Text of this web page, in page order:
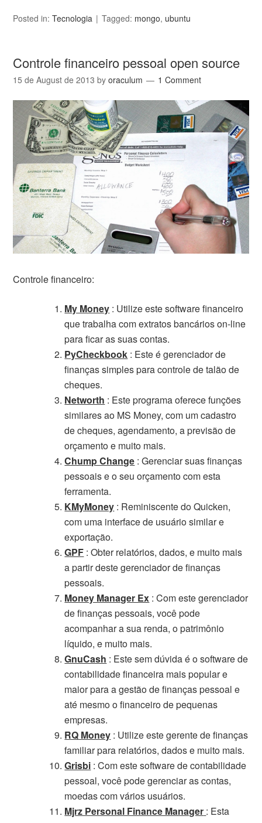
Posted in:Tecnologia Tagged: mongo, ubuntu
Controle financeiro pessoal open source
15 de August de 2013 byoraculum 1 Comment
Controle financeiro:
My Money : Utilize este software financeiro
que trabalha com extratos bancários on-line
para ficar as suas contas.
PyCheckbook : Este é gerenciador de
finanças simples para controle de talão de
cheques.
Networth : Este programa oferece funções
similares ao MS Money, com um cadastro
de cheques, agendamento, a previsão de
orçamento e muito mais.
Chump Change : Gerenciar suas finanças
pessoais e o seu orçamento com esta
ferramenta.
KMyMoney : Reminiscente do Quicken,
com uma interface de usuário similar e
exportação.
GPF : Obter relatórios, dados, e muito mais
a partir deste gerenciador de finanças
pessoais.
Money Manager Ex : Com este gerenciador
de finanças pessoais, você pode
acompanhar a sua renda, o patrimônio
líquido, e muito mais.
GnuCash : Este sem dúvida é o software de
contabilidade financeira mais popular e
maior para a gestão de finanças pessoal e
até mesmo o financeiro de pequenas
empresas.
RQ Money : Utilize este gerente de finanças
familiar para relatórios, dados e muito mais.
Grisbi : Com este software de contabilidade
pessoal, você pode gerenciar as contas,
moedas com vários usuários.
Mjrz Personal Finance Manager : Esta